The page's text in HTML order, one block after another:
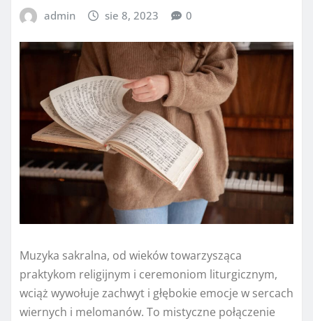
admin sie 8, 2023 0
Muzyka sakralna, od wieków towarzysząca
praktykom religijnym i ceremoniom liturgicznym,
wciąż wywołuje zachwyt i głębokie emocje w sercach
wiernych i melomanów. To mistyczne połączenie